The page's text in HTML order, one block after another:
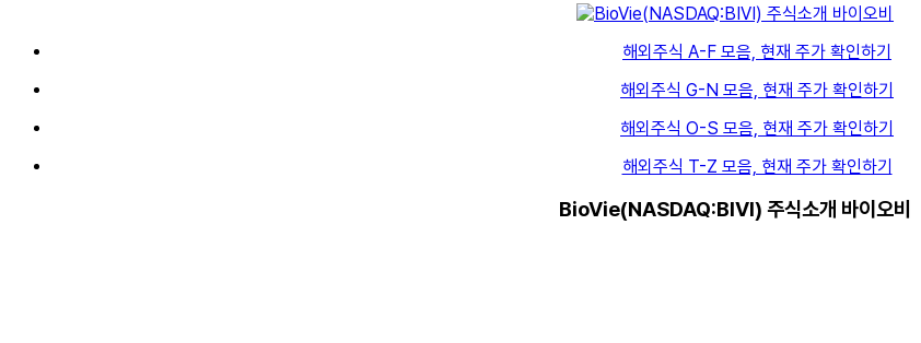
해외주식 A-F 모음, 현재 주가 확인하기
해외주식 G-N 모음, 현재 주가 확인하기
해외주식 O-S 모음, 현재 주가 확인하기
해외주식 T-Z 모음, 현재 주가 확인하기
BioVie(NASDAQ:BIVI) 주식소개 바이오비